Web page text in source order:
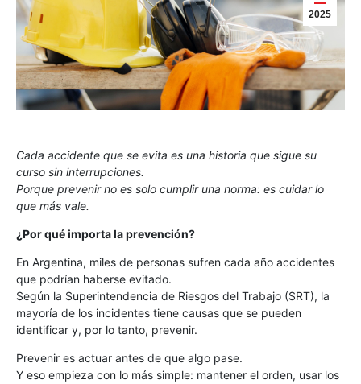
2025
Cada accidente que se evita es una historia que sigue su
curso sin interrupciones.
Porque prevenir no es solo cumplir una norma: es cuidar lo
que más vale.
¿Por qué importa la prevención?
En Argentina, miles de personas sufren cada año accidentes
que podrían haberse evitado.
Según la Superintendencia de Riesgos del Trabajo (SRT), la
mayoría de los incidentes tiene causas que se pueden
identificar y, por lo tanto, prevenir.
Prevenir es actuar antes de que algo pase.
Y eso empieza con lo más simple: mantener el orden, usar los